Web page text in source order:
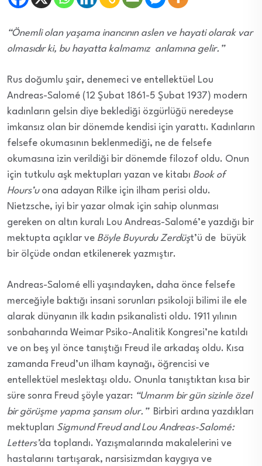
“Önemli olan yaşama inancının aslen ve hayati olarak var
olmasıdır ki, bu hayatta kalmamız anlamına gelir.”
Rus doğumlu şair, denemeci ve entellektüel Lou
Andreas-Salomé (12 Şubat 1861-5 Şubat 1937) modern
kadınların gelsin diye beklediği özgürlüğü neredeyse
imkansız olan bir dönemde kendisi için yarattı. Kadınların
felsefe okumasının beklenmediği, ne de felsefe
okumasına izin verildiği bir dönemde filozof oldu. Onun
için tutkulu aşk mektupları yazan ve kitabı Book of
Hours’u ona adayan Rilke için ilham perisi oldu.
Nietzsche, iyi bir yazar olmak için sahip olunması
gereken on altın kuralı Lou Andreas-Salomé’e yazdığı bir
mektupta açıklar ve Böyle Buyurdu Zerdüşt’ü de büyük
bir ölçüde ondan etkilenerek yazmıştır.
Andreas-Salomé elli yaşındayken, daha önce felsefe
merceğiyle baktığı insani sorunları psikoloji bilimi ile ele
alarak dünyanın ilk kadın psikanalisti oldu. 1911 yılının
sonbaharında Weimar Psiko-Analitik Kongresi’ne katıldı
ve on beş yıl önce tanıştığı Freud ile arkadaş oldu. Kısa
zamanda Freud’un ilham kaynağı, öğrencisi ve
entellektüel meslektaşı oldu. Onunla tanıştıktan kısa bir
süre sonra Freud şöyle yazar: “Umarım bir gün sizinle özel
bir görüşme yapma şansım olur.”Birbiri ardına yazdıkları
mektupları Sigmund Freud and Lou Andreas-Salomé:
Letters’da toplandı. Yazışmalarında makalelerini ve
hastalarını tartışarak, narsisizmdan kaygıya ve